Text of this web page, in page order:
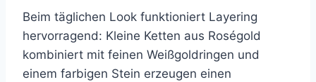
Beim täglichen Look funktioniert Layering
hervorragend: Kleine Ketten aus Roségold
kombiniert mit feinen Weißgoldringen und
einem farbigen Stein erzeugen einen